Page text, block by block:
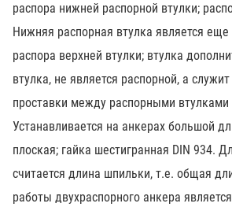
распора нижней распорной втулки;
Нижняя распорная втулка является
распора верхней втулки; втулка
втулка, не является распорной, а
проставки между распорными втулками
Устанавливается на анкерах большой
плоская; гайка шестигранная DIN 934.
считается длина шпильки, т.е. общая
работы двухраспорного анкера